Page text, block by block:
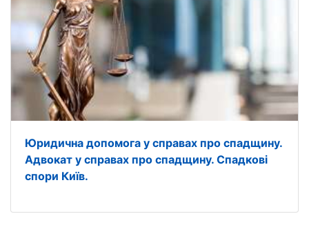
Юридична допомога у справах про спадщину.
Адвокат у справах про спадщину. Спадкові
спори Київ.